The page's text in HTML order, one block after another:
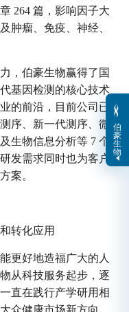
264 篇，影响因子大
肿瘤、免疫、神经、
，伯豪生物赢得了国
基因检测的核心技术
的前沿，目前公司已
序、新一代测序、微
生物信息分析等 7 个
发需求同时也为客户
案。
转化应用
更好地造福广大的人
从科技服务起步，逐
直在践行产学研用相
众健康市场新方向。
伯
豪
生
物